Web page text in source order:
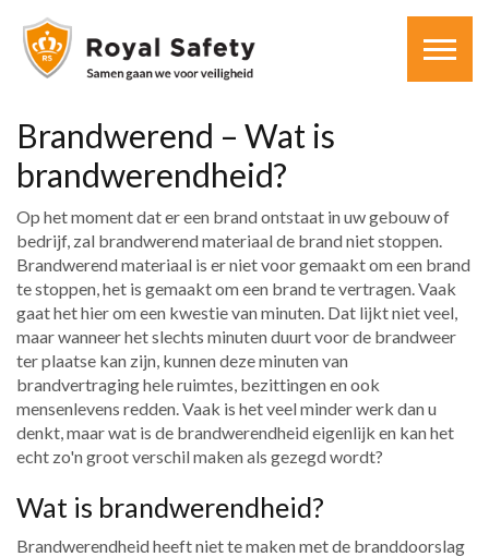
Brandwerend – Wat is
brandwerendheid?
Op het moment dat er een brand ontstaat in uw gebouw of
bedrijf, zal brandwerend materiaal de brand niet stoppen.
Brandwerend materiaal is er niet voor gemaakt om een brand
te stoppen, het is gemaakt om een brand te vertragen. Vaak
gaat het hier om een kwestie van minuten. Dat lijkt niet veel,
maar wanneer het slechts minuten duurt voor de brandweer
ter plaatse kan zijn, kunnen deze minuten van
brandvertraging hele ruimtes, bezittingen en ook
mensenlevens redden. Vaak is het veel minder werk dan u
denkt, maar wat is de brandwerendheid eigenlijk en kan het
echt zo'n groot verschil maken als gezegd wordt?
Wat is brandwerendheid?
Brandwerendheid heeft niet te maken met de branddoorslag